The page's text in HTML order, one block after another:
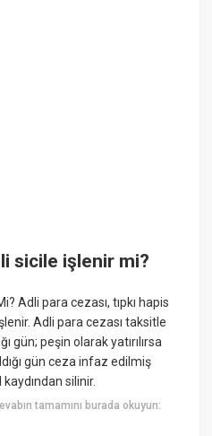
sicile işlenir mi?
Adli para cezası, tıpkı hapis
Adli para cezası taksitle
gün; peşin olarak yatırılırsa
gün ceza infaz edilmiş
kaydından silinir.
tamamını burada okuyun: